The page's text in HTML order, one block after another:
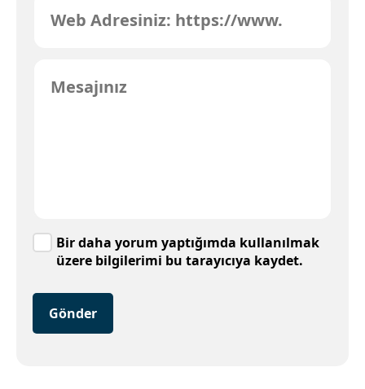
Bir daha yorum yaptığımda kullanılmak
üzere bilgilerimi bu tarayıcıya kaydet.
Gönder